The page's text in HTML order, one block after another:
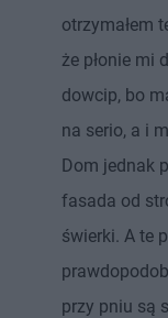
otrzymałem
że płonie mi
dowcip, bo
na serio, a i
Dom jednak
fasada od
świerki. A te
przy pniu są